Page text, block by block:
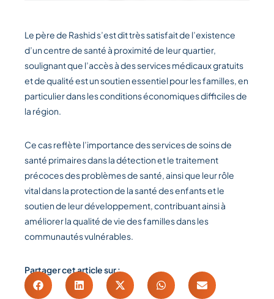
Le père de Rashid s’est dit très satisfait de l’existence
d’un centre de santé à proximité de leur quartier,
soulignant que l’accès à des services médicaux gratuits
et de qualité est un soutien essentiel pour les familles, en
particulier dans les conditions économiques difficiles de
la région.
Ce cas reflète l’importance des services de soins de
santé primaires dans la détection et le traitement
précoces des problèmes de santé, ainsi que leur rôle
vital dans la protection de la santé des enfants et le
soutien de leur développement, contribuant ainsi à
améliorer la qualité de vie des familles dans les
communautés vulnérables.
Partager cet article sur :